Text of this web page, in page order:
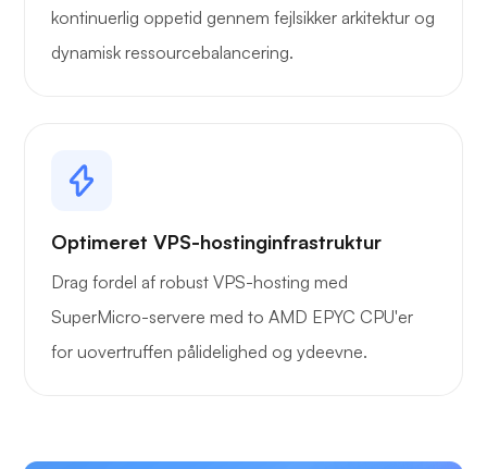
kontinuerlig oppetid gennem fejlsikker arkitektur og
dynamisk ressourcebalancering.
Optimeret VPS-hostinginfrastruktur
Drag fordel af robust VPS-hosting med
SuperMicro-servere med to AMD EPYC CPU'er
for uovertruffen pålidelighed og ydeevne.